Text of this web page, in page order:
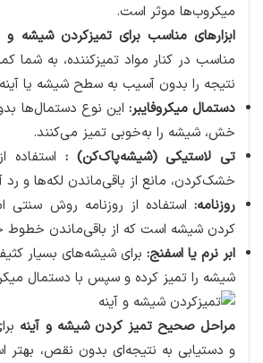
میکروب‌ها موثر است.
ابزارهای مناسب برای تمیزکردن شیشه و
مناسب در کنار مواد تمیزکننده، به شما
نتیجه را بدون آسیب به سطح شیشه یا
دستمال میکروفایبر: این نوع دستمال‌ها
خش، شیشه را به‌خوبی تمیز می‌کنند.
تی لاستیکی (شیشه‌پاک‌کن) : استفاده
خشک‌کردن، مانع از باقی‌ماندن لکه‌ها و
روزنامه: استفاده از روزنامه روش سنتی
کردن شیشه است که از باقی‌ماندن خطوط
ابر نرم یا اسفنج: برای شیشه‌های بسیار
شیشه را تمیز کرده و سپس با دستمال
مراحل صحیح تمیز کردن شیشه و آینه
و دستیابی به نتیجه‌ای بدون نقص، بهتر